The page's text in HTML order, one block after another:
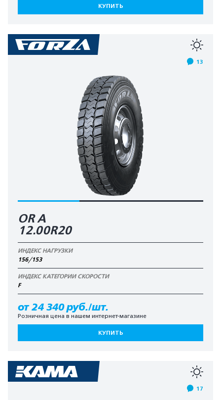
КУПИТЬ
13
OR A
12.00R20
ИНДЕКС НАГРУЗКИ
156/153
ИНДЕКС КАТЕГОРИИ СКОРОСТИ
F
от 24 340 руб./шт.
Розничная цена в нашем интернет-магазине
КУПИТЬ
17